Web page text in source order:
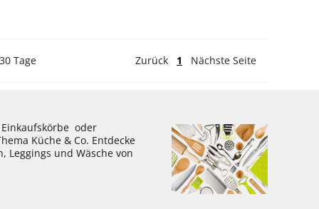
Tage Zurück 1 Nächste Seite
oder
Küche & Co. Entdecke
Leggings und Wäsche von